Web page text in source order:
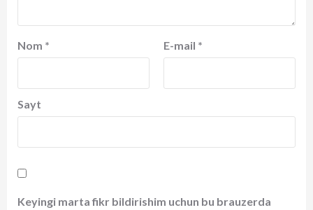
Nom * E-mail *
Sayt
Keyingi marta fikr bildirishim uchun bu brauzerda